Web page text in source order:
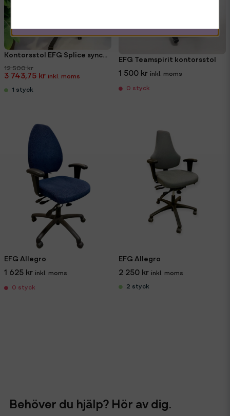
Kontorsstol EFG Splice synchron
12 500 kr
3 743,75 kr
1 styck
EFG Teamspirit kontorsstol
1 500 kr
0 styck
EFG Allegro
1 625 kr
0 styck
EFG Allegro
2 250 kr
2 styck
Behöver du hjälp? Hör av dig.